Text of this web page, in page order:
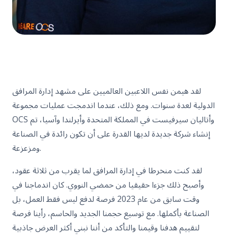
لقد هيمن نفس اللاعبين العالميين على مشهد إدارة المرافق
الدولية لعدة سنوات. ومع ذلك، عندما اندمجت عمليات مجموعة
OCS وأتاليان سيرفيست في المملكة المتحدة وأيرلندا وآسيا، تم
إنشاء شركة جديدة لديها القدرة على أن تكون رائدة في الصناعة
ومزعزعة.
لقد كنت منخرطا في إدارة المرافق لما يقرب من ثلاثة عقود،
وأصبح ذلك جزءا حقيقيا من حمضي النووي. كان اندماجنا في
وقت سابق من عام 2023 فرصة لدفع ليس فقط العمل، بل
الصناعة بأكملها. مع توسيع حجمنا الجديد والحاسم، رأينا فرصة
لتقييم هدفنا وقيمنا والتأكد من أننا نبني أكثر العرض جاذبية